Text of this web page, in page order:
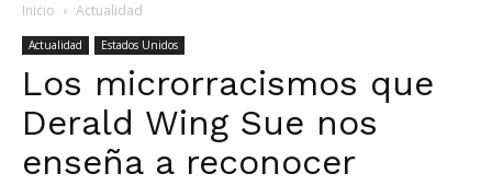
Noticias
hoy
Inicio Actualidad
Actualidad Estados Unidos
Los microrracismos que
Derald Wing Sue nos
enseña a reconocer